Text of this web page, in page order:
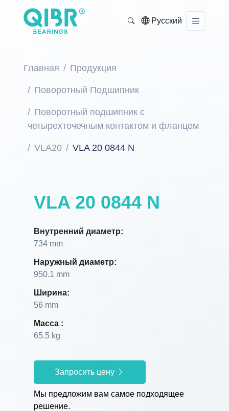
Русский
Главная Продукция
Поворотный Подшипник
Поворотный подшипник с
четырехточечным контактом и фланцем
VLA20 VLA 20 0844 N
VLA 20 0844 N
Внутренний диаметр:
734 mm
Наружный диаметр:
950.1 mm
Ширина:
56 mm
Масса :
65.5 kg
Запросить цену
Мы предложим вам самое подходящее
решение.